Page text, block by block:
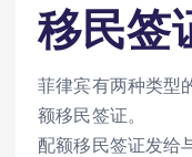
移民签
菲律宾有两种类型
额移民签证。
配额移民签证发给